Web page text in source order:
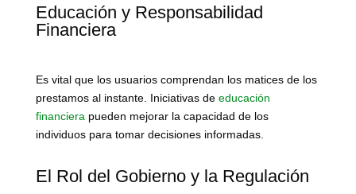
Educación y Responsabilidad
Financiera
Es vital que los usuarios comprendan los matices de los
prestamos al instante. Iniciativas de educación
financiera pueden mejorar la capacidad de los
individuos para tomar decisiones informadas.
El Rol del Gobierno y la Regulación